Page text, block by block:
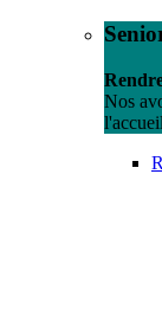
Nos